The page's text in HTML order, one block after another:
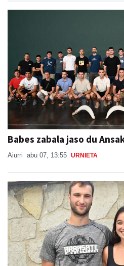
Babes zabala jaso du
Aiurri abu 07, 13:55 URNIETA